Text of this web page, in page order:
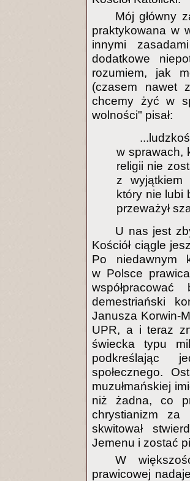
Mój główny
praktykowana w
innymi
dodatkowe
rozumiem, jak
(czasem nawet
chcemy żyć w
wolności" pisał:
w sprawach,
religii nie
z wyjątkiem
który nie lubi
przeważył
U nas jest
Kościół ciągle
Po niedawnym
w Polsce
demestriański
Janusza Korwin-
UPR, a i teraz
świecka typu
podkreślając
społecznego.
muzułmańskiej
niż żadna, co
chrystianizm za
skwitował
Jemenu i zostać
W
prawicowej